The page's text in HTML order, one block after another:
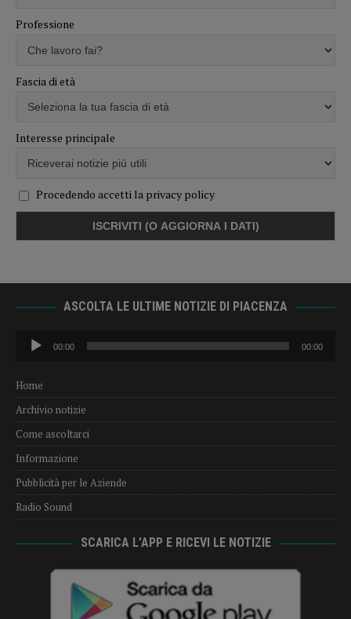
Professione
Fascia di età
Interesse principale
Procedendo accetti la privacy policy
ASCOLTA LE ULTIME NOTIZIE DI PIACENZA
Audio
Player
00:00 00:00
Home
Archivio notizie
Come ascoltarci
Informazione
Pubblicità per le Aziende
Radio Sound
SCARICA L’APP E RICEVI LE NOTIZIE